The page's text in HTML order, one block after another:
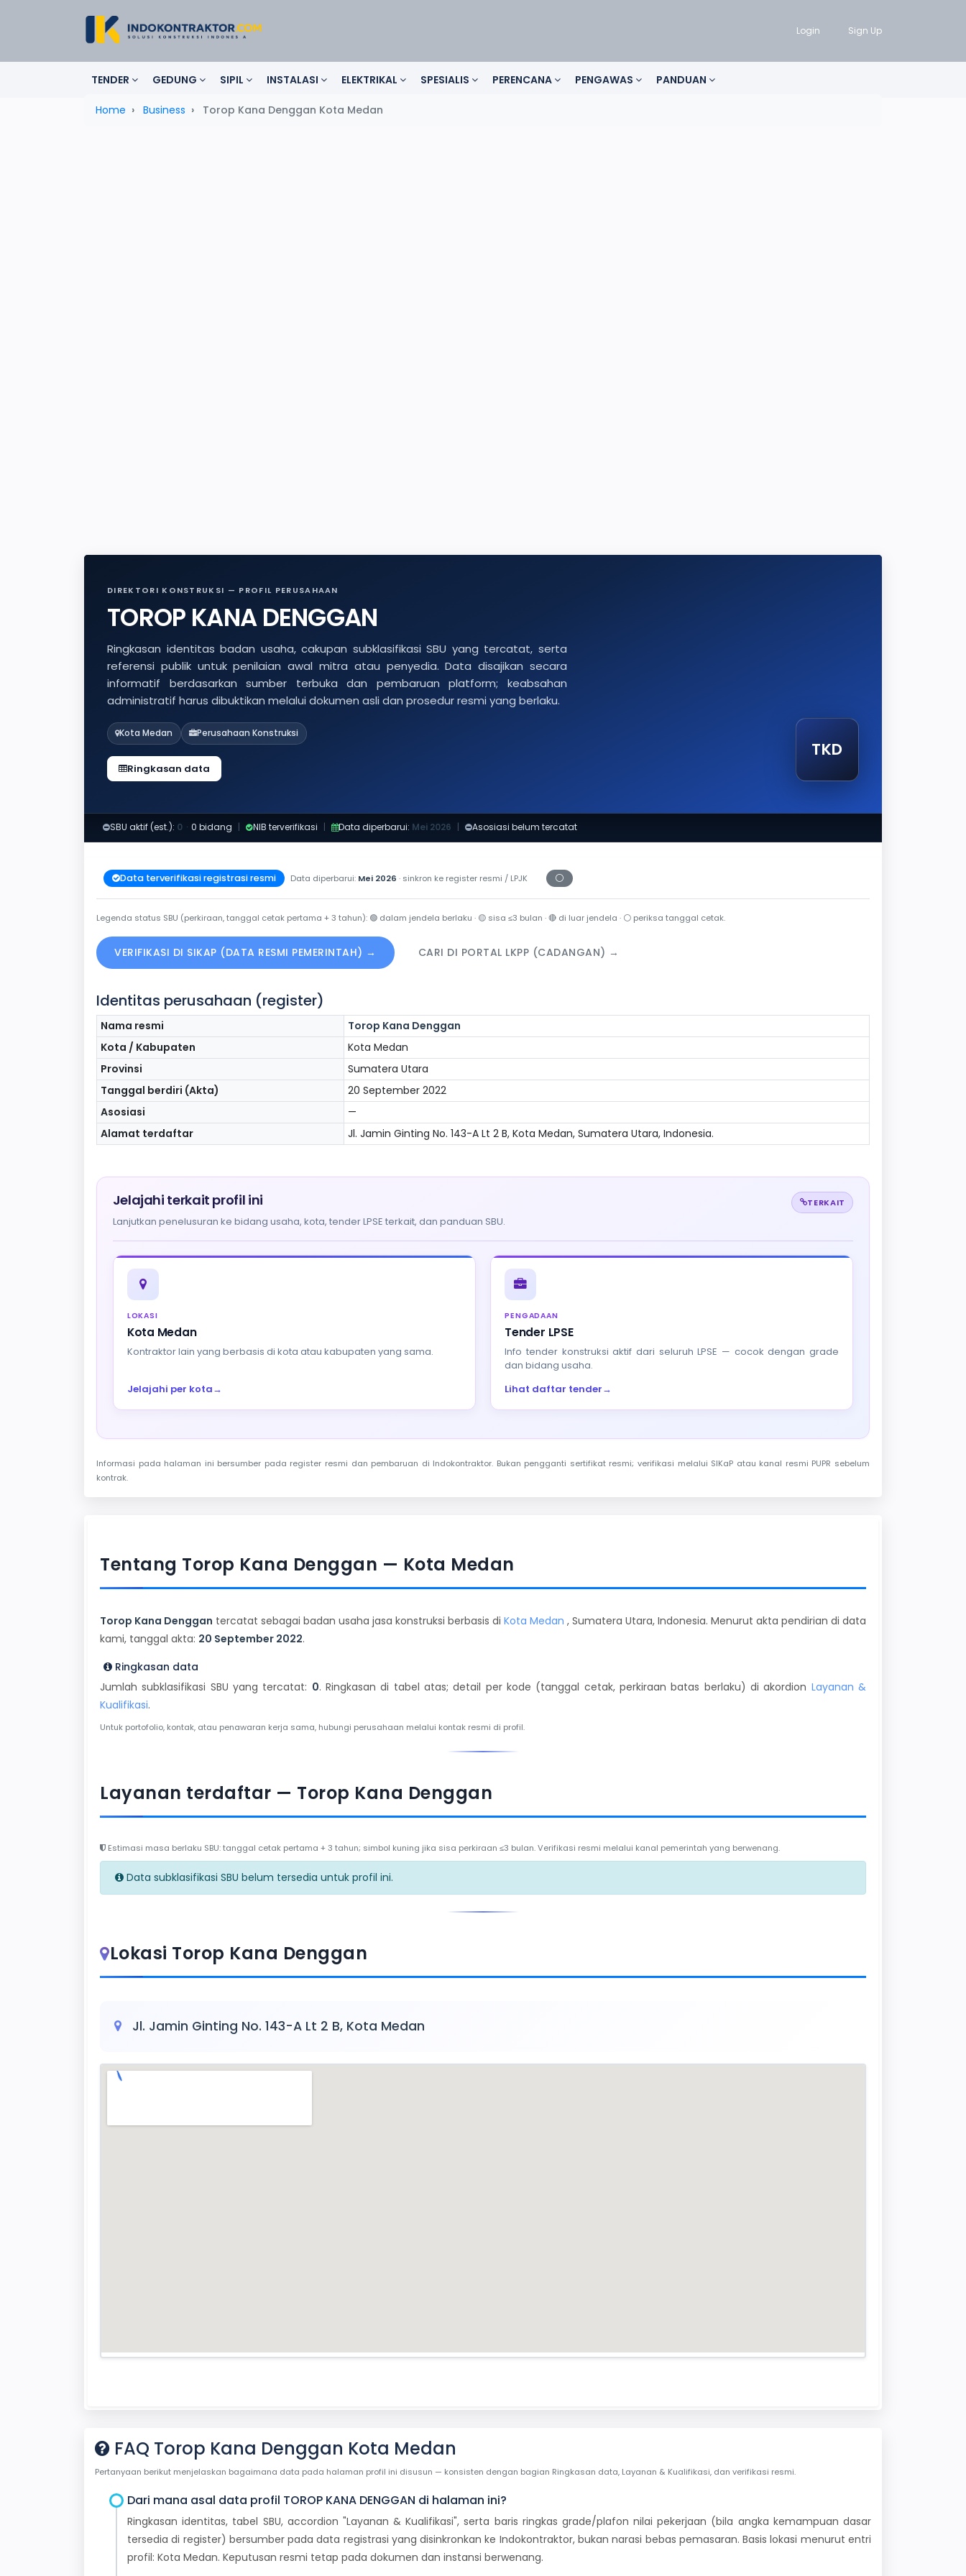
Login Sign Up
TENDER GEDUNG SIPIL INSTALASI ELEKTRIKAL SPESIALIS PERENCANA PENGAWAS PANDUAN
Home Business Torop Kana Denggan Kota Medan
DIREKTORI KONSTRUKSI — PROFIL PERUSAHAAN
TOROP KANA DENGGAN
Ringkasan identitas badan usaha, cakupan subklasifikasi SBU yang tercatat, serta
referensi publik untuk penilaian awal mitra atau penyedia. Data disajikan secara
informatif berdasarkan sumber terbuka dan pembaruan platform; keabsahan
administratif harus dibuktikan melalui dokumen asli dan prosedur resmi yang berlaku.
Kota Medan Perusahaan Konstruksi
Ringkasan data
TKD
SBU aktif (est.): 0 · 0 bidang | NIB terverifikasi | Data diperbarui: Mei 2026 | Asosiasi belum tercatat
Data terverifikasi registrasi resmi Data diperbarui: Mei 2026 · sinkron ke register resmi / LPJK ⚪
Periksa tanggal cetak
Legenda status SBU (perkiraan, tanggal cetak pertama + 3 tahun): 🟢 dalam jendela berlaku · 🟡 sisa ≤3 bulan ·🔴 di luar jendela · ⚪ periksa tanggal cetak.
VERIFIKASI DI SIKAP (DATA RESMI PEMERINTAH) → CARI DI PORTAL LKPP (CADANGAN) →
Identitas perusahaan (register)
Nama resmi
Torop Kana Denggan
Kota / Kabupaten
Kota Medan
Provinsi
Sumatera Utara
Tanggal berdiri (Akta)
20 September 2022
Asosiasi
—
Alamat terdaftar
Jl. Jamin Ginting No. 143-A Lt 2 B, Kota Medan, Sumatera Utara, Indonesia.
Jelajahi terkait profil ini
Lanjutkan penelusuran ke bidang usaha, kota, tender LPSE terkait, dan panduan SBU.
TERKAIT
LOKASI
Kota Medan
Kontraktor lain yang berbasis di kota atau kabupaten yang sama.
Jelajahi per kota→
PENGADAAN
Tender LPSE
Info tender konstruksi aktif dari seluruh LPSE — cocok dengan grade
dan bidang usaha.
Lihat daftar tender→
Informasi pada halaman ini bersumber pada register resmi dan pembaruan di Indokontraktor. Bukan pengganti sertifikat resmi; verifikasi melalui SIKaP atau kanal resmi PUPR sebelum
kontrak.
Tentang Torop Kana Denggan — Kota Medan
Torop Kana Denggan tercatat sebagai badan usaha jasa konstruksi berbasis di Kota Medan , Sumatera Utara, Indonesia. Menurut akta pendirian di data
kami, tanggal akta: 20 September 2022.
Ringkasan data
Jumlah subklasifikasi SBU yang tercatat: 0. Ringkasan di tabel atas; detail per kode (tanggal cetak, perkiraan batas berlaku) di akordion Layanan &
Kualifikasi.
Untuk portofolio, kontak, atau penawaran kerja sama, hubungi perusahaan melalui kontak resmi di profil.
Layanan terdaftar — Torop Kana Denggan
Estimasi masa berlaku SBU: tanggal cetak pertama + 3 tahun; simbol kuning jika sisa perkiraan ≤3 bulan. Verifikasi resmi melalui kanal pemerintah yang berwenang.
Data subklasifikasi SBU belum tersedia untuk profil ini.
Lokasi Torop Kana Denggan
Jl. Jamin Ginting No. 143-A Lt 2 B, Kota Medan
FAQ Torop Kana Denggan Kota Medan
Pertanyaan berikut menjelaskan bagaimana data pada halaman profil ini disusun — konsisten dengan bagian Ringkasan data, Layanan & Kualifikasi, dan verifikasi resmi.
Dari mana asal data profil TOROP KANA DENGGAN di halaman ini?
Ringkasan identitas, tabel SBU, accordion "Layanan & Kualifikasi", serta baris ringkas grade/plafon nilai pekerjaan (bila angka kemampuan dasar
tersedia di register) bersumber pada data registrasi yang disinkronkan ke Indokontraktor, bukan narasi bebas pemasaran. Basis lokasi menurut entri
profil: Kota Medan. Keputusan resmi tetap pada dokumen dan instansi berwenang.